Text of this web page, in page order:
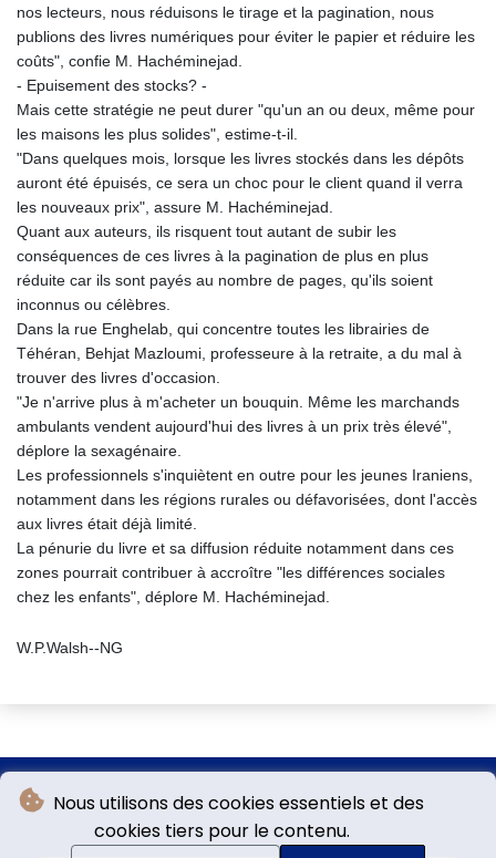
Nous utilisons des cookies essentiels et des
cookies tiers pour le contenu.
nos lecteurs, nous réduisons le tirage et la pagination, nous
publions des livres numériques pour éviter le papier et réduire les
coûts", confie M. Hachéminejad.
- Epuisement des stocks? -
Mais cette stratégie ne peut durer "qu'un an ou deux, même pour
les maisons les plus solides", estime-t-il.
"Dans quelques mois, lorsque les livres stockés dans les dépôts
auront été épuisés, ce sera un choc pour le client quand il verra
les nouveaux prix", assure M. Hachéminejad.
Quant aux auteurs, ils risquent tout autant de subir les
conséquences de ces livres à la pagination de plus en plus
réduite car ils sont payés au nombre de pages, qu'ils soient
inconnus ou célèbres.
Dans la rue Enghelab, qui concentre toutes les librairies de
Téhéran, Behjat Mazloumi, professeure à la retraite, a du mal à
trouver des livres d'occasion.
"Je n'arrive plus à m'acheter un bouquin. Même les marchands
ambulants vendent aujourd'hui des livres à un prix très élevé",
déplore la sexagénaire.
Les professionnels s'inquiètent en outre pour les jeunes Iraniens,
notamment dans les régions rurales ou défavorisées, dont l'accès
aux livres était déjà limité.
La pénurie du livre et sa diffusion réduite notamment dans ces
zones pourrait contribuer à accroître "les différences sociales
chez les enfants", déplore M. Hachéminejad.
W.P.Walsh--NG